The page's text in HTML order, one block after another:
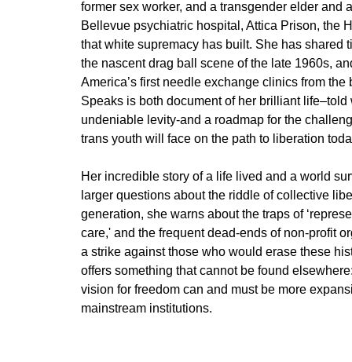
former sex worker, and a transgender elder and
Bellevue psychiatric hospital, Attica Prison, the
that white supremacy has built. She has shared
the nascent drag ball scene of the late 1960s,
America’s first needle exchange clinics from the
Speaks is both document of her brilliant life–told
undeniable levity-and a roadmap for the
trans youth will face on the path to liberation
Her incredible story of a life lived and a world
larger questions about the riddle of collective
generation, she warns about the traps of
care,' and the frequent dead-ends of non-profit
a strike against those who would erase these
offers something that cannot be found
vision for freedom can and must be more
mainstream institutions.